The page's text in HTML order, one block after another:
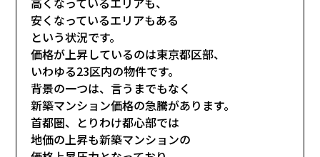
安くなっているエリアもある
という状況です。
価格が上昇しているのは東京都区部、
いわゆる23区内の物件です。
背景の一つは、言うまでもなく
新築マンション価格の急騰があります。
首都圏、とりわけ都心部では
地価の上昇も新築マンションの